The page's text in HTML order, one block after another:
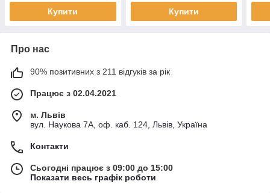
Купити Купити
Про нас
90% позитивних з 211 відгуків за рік
Працює з 02.04.2021
м. Львів
вул. Наукова 7А, оф. каб. 124, Львів, Україна
Контакти
Сьогодні працює з 09:00 до 15:00
Показати весь графік роботи